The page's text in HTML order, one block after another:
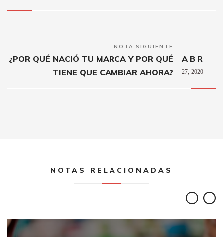
NOTA SIGUIENTE
ABR
27, 2020
¿POR QUÉ NACIÓ TU MARCA Y POR QUÉ
TIENE QUE CAMBIAR AHORA?
NOTAS RELACIONADAS